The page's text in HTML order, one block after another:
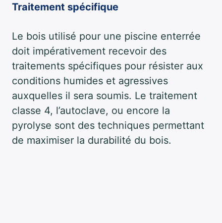
Traitement spécifique
Le bois utilisé pour une piscine enterrée
doit impérativement recevoir des
traitements spécifiques pour résister aux
conditions humides et agressives
auxquelles il sera soumis. Le traitement
classe 4, l’autoclave, ou encore la
pyrolyse sont des techniques permettant
de maximiser la durabilité du bois.